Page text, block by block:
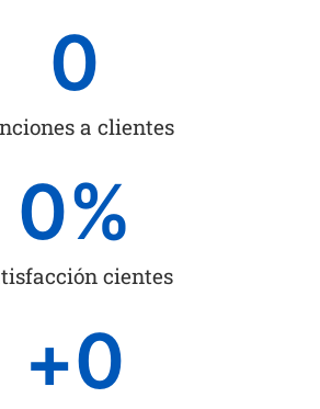
a clientes
0
cientes
0%
+0